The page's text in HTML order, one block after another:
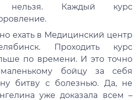
нельзя. Каждый курс
ехать в Медицинский центр
Проходить курс
по времени. И это точно
бойцу за себя
битву с болезнью. Да, не
уже доказала всем –